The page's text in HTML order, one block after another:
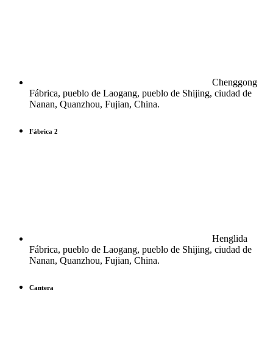
Chenggong
Fábrica, pueblo de Laogang, pueblo de Shijing, ciudad de
Nanan, Quanzhou, Fujian, China.
Fábrica 2
Henglida
Fábrica, pueblo de Laogang, pueblo de Shijing, ciudad de
Nanan, Quanzhou, Fujian, China.
Cantera